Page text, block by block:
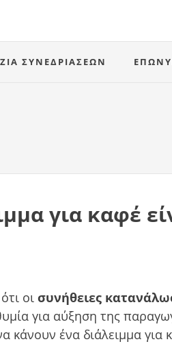
ΣΥΝΕΔΡΙΆΣΕΩΝ
για καφέ
οι συνήθειες
για αύξηση της
κάνουν ένα διάλειμμα